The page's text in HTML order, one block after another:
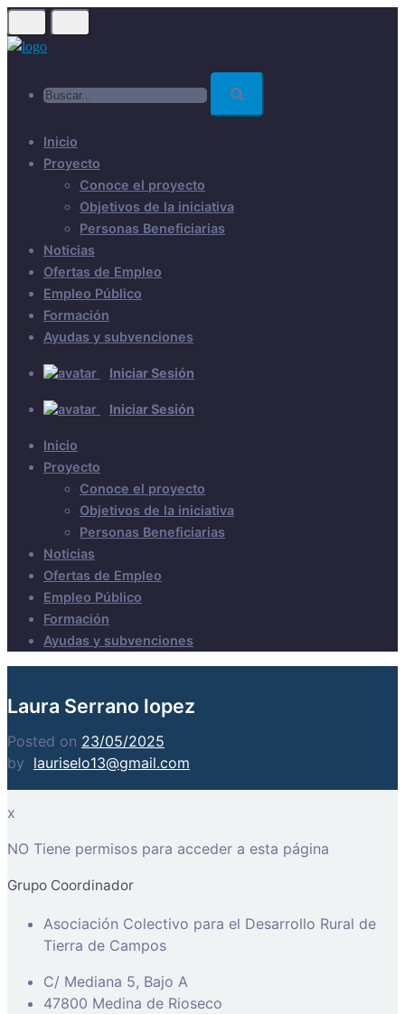
Skip
to
Inicio
Proyecto
Conoce el proyecto
Objetivos de la iniciativa
Personas Beneficiarias
Noticias
Ofertas de Empleo
Empleo Público
Formación
Ayudas y subvenciones
Iniciar Sesión
Iniciar Sesión
Inicio
Proyecto
Conoce el proyecto
Objetivos de la iniciativa
Personas Beneficiarias
Noticias
Ofertas de Empleo
Empleo Público
Formación
Ayudas y subvenciones
Laura Serrano lopez
Posted on 23/05/2025
by lauriselo13@gmail.com
x
NO Tiene permisos para acceder a esta página
Grupo Coordinador
Asociación Colectivo para el Desarrollo Rural de
Tierra de Campos
C/ Mediana 5, Bajo A
47800 Medina de Rioseco